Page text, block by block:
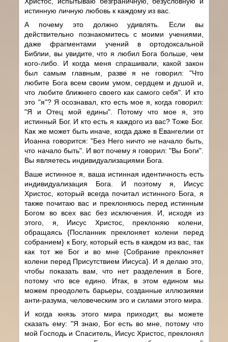
истинную личную любовь к каждому из вас.
А почему это должно удивлять. Если вы
действительно познакомитесь с моими учениями,
даже фрагментами учений в ортодоксальной
Библии, вы увидите, что я любил Бога больше, чем
кого-либо. И когда меня спрашивали, какой закон
был самым главным, разве я не говорил: "Что
любите Бога всем своим умом, сердцем и душой и,
что любите ближнего своего как самого себя". И кто
это "я"? Я осознавал, кто есть мое я, когда говорил:
"Я и Отец мой едины". Потому что мое я, это
истинный Бог. И кто есть я каждого из вас? Тоже Бог.
Как же может быть иначе, когда даже в Евангелии от
Иоанна говорится: "Без Него ничто не начало быть,
что начало быть". И вот почему я говорил: "Вы Боги".
Вы являетесь индивидуализациями Бога.
Ваше истинное я, ваша истинная идентичность есть
индивидуализация Бога. И поэтому я, Иисус
Христос, который всегда почитал истинного Бога, я
также почитаю вас и преклоняюсь перед истинным
Богом во всех вас без исключения. И, исходя из
этого, я, Иисус Христос, преклоняю колени,
обращаясь {Посланник преклоняет колени перед
собранием} к Богу, который есть в каждом из вас, так
как тот же Бог и во мне {Собрание преклоняет
колени перед Присутствием Иисуса}. И я делаю это,
чтобы показать вам, что нет разделения в Боге,
потому что все едино. Итак, в этом едином мы
можем преодолеть барьеры, созданные иллюзиями
анти-разума, человеческим эго и силами этого мира.
И когда князь этого мира приходит, вы можете
сказать ему: "Я знаю, Бог есть во мне, потому что
мой Господь и Спаситель, Иисус Христос, преклонял